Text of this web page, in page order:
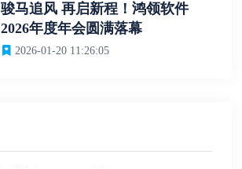
骏马追风 再启新程！鸿领软件
2026年度年会圆满落幕
2026-01-20 11:26:05